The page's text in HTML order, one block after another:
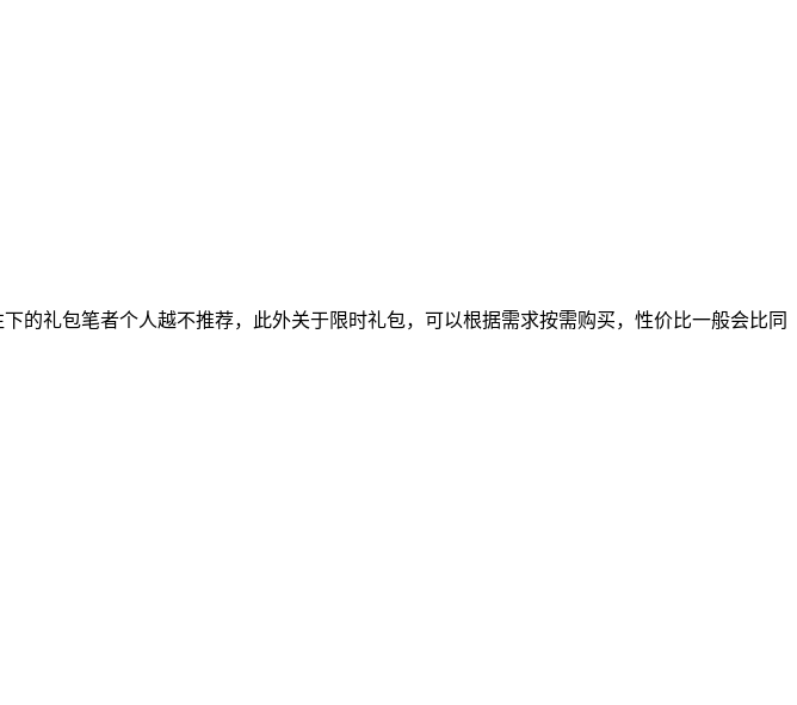
的礼包笔者个人越不推荐，此外关于限时礼包，可以根据需求按需购买，性价比一般会比同